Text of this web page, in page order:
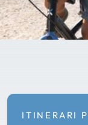
ITINERARI